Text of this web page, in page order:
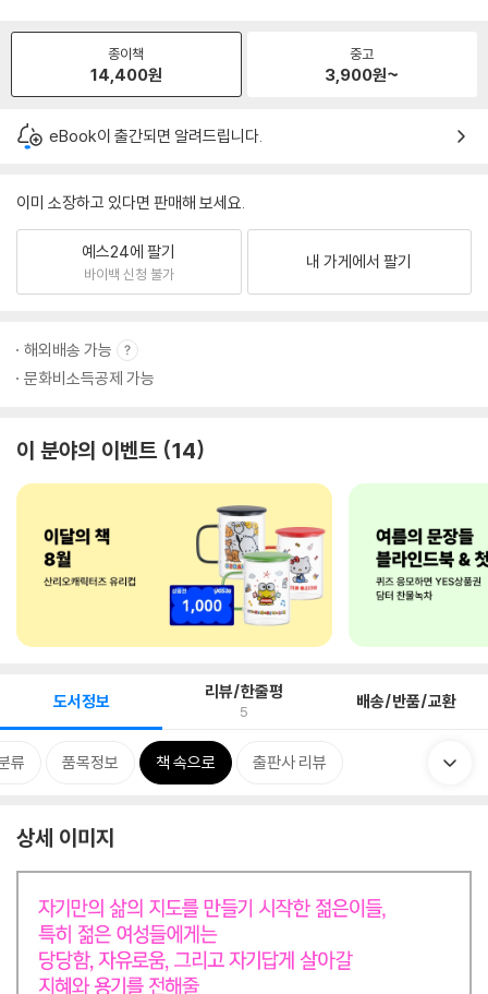
종이책
14,400원
중고
3,900원~
eBook이 출간되면 알려드립니다.
이미 소장하고 있다면 판매해 보세요.
예스24에 팔기
바이백 신청 불가
내 가게에서 팔기
해외배송 가능
문화비소득공제 가능
이 분야의 이벤트 14
도서정보 리뷰/한줄평
5 배송/반품/교환
류 품목정보 책 속으로 출판사 리뷰
상세 이미지